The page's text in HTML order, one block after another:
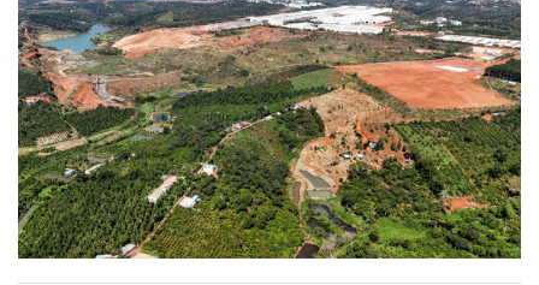
Phạt từ 10 - 15 triệu đồng đối với cá nhân bán
vé tàu giả
Chính phủ ban hành Nghị định số 81/2026/NĐ-CP quy định xử
phạt vi phạm hành chính trong lĩnh vực giao thông đường sắt.